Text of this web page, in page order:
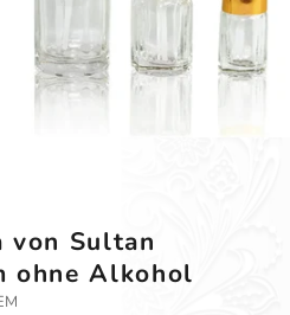
von Sultan
ohne Alkohol